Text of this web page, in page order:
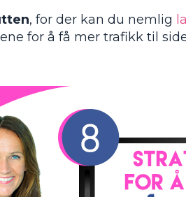
, for der kan du nemlig
for å få mer trafikk til